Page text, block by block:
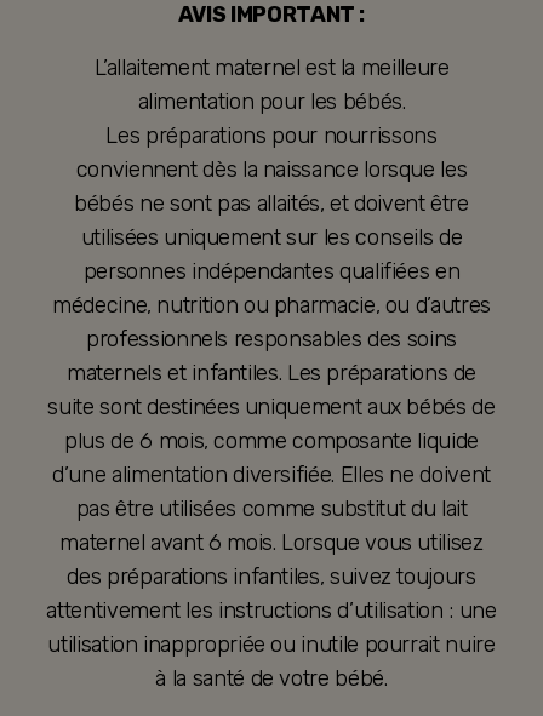
AVIS IMPORTANT :
L’allaitement maternel est la meilleure
alimentation pour les bébés.
Les préparations pour nourrissons
conviennent dès la naissance lorsque les
bébés ne sont pas allaités, et doivent être
utilisées uniquement sur les conseils de
personnes indépendantes qualifiées en
médecine, nutrition ou pharmacie, ou d’autres
professionnels responsables des soins
maternels et infantiles. Les préparations de
suite sont destinées uniquement aux bébés de
plus de 6 mois, comme composante liquide
d’une alimentation diversifiée. Elles ne doivent
pas être utilisées comme substitut du lait
maternel avant 6 mois. Lorsque vous utilisez
des préparations infantiles, suivez toujours
attentivement les instructions d’utilisation : une
utilisation inappropriée ou inutile pourrait nuire
à la santé de votre bébé.